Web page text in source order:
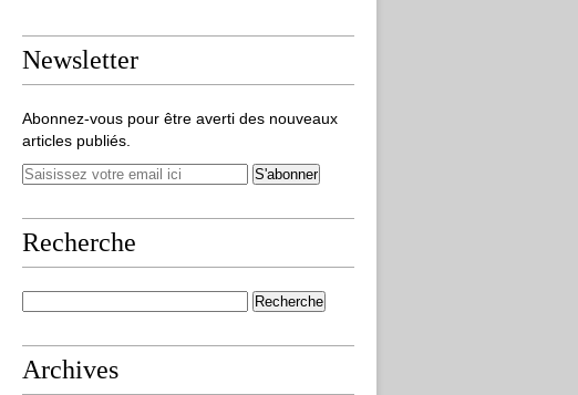
Newsletter
Abonnez-vous pour être averti des nouveaux
articles publiés.
Recherche
Archives